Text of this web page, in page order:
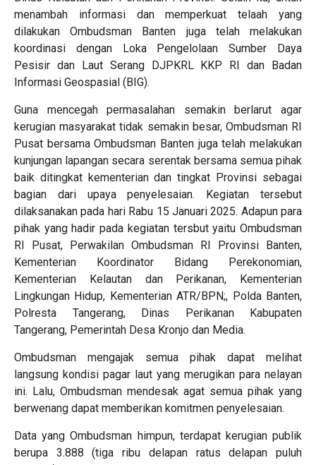
menambah informasi dan memperkuat telaah yang
dilakukan Ombudsman Banten juga telah melakukan
koordinasi dengan Loka Pengelolaan Sumber Daya
Pesisir dan Laut Serang DJPKRL KKP RI dan Badan
Informasi Geospasial (BIG).
Guna mencegah permasalahan semakin berlarut agar
kerugian masyarakat tidak semakin besar, Ombudsman RI
Pusat bersama Ombudsman Banten juga telah melakukan
kunjungan lapangan secara serentak bersama semua pihak
baik ditingkat kementerian dan tingkat Provinsi sebagai
bagian dari upaya penyelesaian. Kegiatan tersebut
dilaksanakan pada hari Rabu 15 Januari 2025. Adapun para
pihak yang hadir pada kegiatan tersbut yaitu Ombudsman
RI Pusat, Perwakilan Ombudsman RI Provinsi Banten,
Kementerian Koordinator Bidang Perekonomian,
Kementerian Kelautan dan Perikanan, Kementerian
Lingkungan Hidup, Kementerian ATR/BPN;, Polda Banten,
Polresta Tangerang, Dinas Perikanan Kabupaten
Tangerang, Pemerintah Desa Kronjo dan Media.
Ombudsman mengajak semua pihak dapat melihat
langsung kondisi pagar laut yang merugikan para nelayan
ini. Lalu, Ombudsman mendesak agat semua pihak yang
berwenang dapat memberikan komitmen penyelesaian.
Data yang Ombudsman himpun, terdapat kerugian publik
berupa 3.888 (tiga ribu delapan ratus delapan puluh